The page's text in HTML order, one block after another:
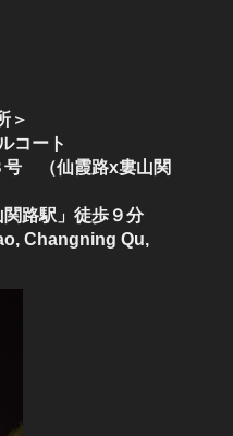
＞
コート
号 （仙霞路x婁山関
路駅」徒歩９分
Changning Qu,